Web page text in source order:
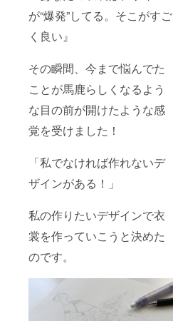
が“爆発”してる。そこがすご
く良い』
その瞬間、今まで悩んでた
ことが馬鹿らしくなるよう
な目の前が開けたような感
覚を受けました！
「私でなければ作れないデ
ザインがある！」
私の作りたいデザインで衣
裳を作っていこうと決めた
のです。